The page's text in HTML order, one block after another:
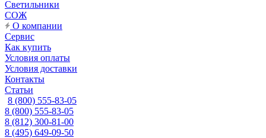
Светильники
СОЖ
О компании
Сервис
Как купить
Условия оплаты
Условия доставки
Контакты
Статьи
8 (800) 555-83-05
8 (800) 555-83-05
8 (812) 300-81-00
8 (495) 649-09-50